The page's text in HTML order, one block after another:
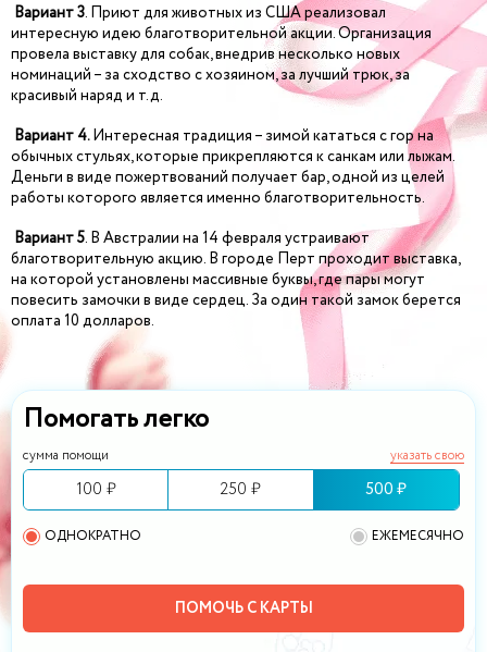
Помогать легко
сумма помощи указать свою
100 ₽ 250 ₽ 500 ₽
ОДНОКРАТНО ЕЖЕМЕСЯЧНО
ПОМОЧЬ С КАРТЫ
Вариант 3. Приют для животных из США реализовал
интересную идею благотворительной акции. Организация
провела выставку для собак, внедрив несколько новых
номинаций – за сходство с хозяином, за лучший трюк, за
красивый наряд и т.д.
Вариант 4.Интересная традиция – зимой кататься с гор на
обычных стульях, которые прикрепляются к санкам или лыжам.
Деньги в виде пожертвований получает бар, одной из целей
работы которого является именно благотворительность.
Вариант 5. В Австралии на 14 февраля устраивают
благотворительную акцию. В городе Перт проходит выставка,
на которой установлены массивные буквы, где пары могут
повесить замочки в виде сердец. За один такой замок берется
оплата 10 долларов.